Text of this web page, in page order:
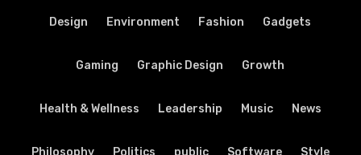
Design Environment Fashion Gadgets
Gaming Graphic Design Growth
Health & Wellness Leadership Music News
Philosophy Politics public Software Style